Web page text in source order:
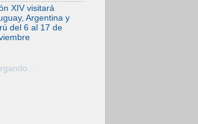
Fortunatus
Nwachukwu: la
comunicación como
misión al servicio
del Evangelio
SIGNIS 2026, dar
XIV visitará
Argentina y
del 6 al 17 de